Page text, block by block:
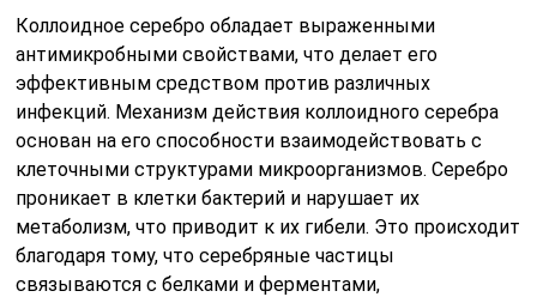
Коллоидное серебро обладает выраженными
антимикробными свойствами, что делает его
эффективным средством против различных
инфекций. Механизм действия коллоидного серебра
основан на его способности взаимодействовать с
клеточными структурами микроорганизмов. Серебро
проникает в клетки бактерий и нарушает их
метаболизм, что приводит к их гибели. Это происходит
благодаря тому, что серебряные частицы
связываются с белками и ферментами,